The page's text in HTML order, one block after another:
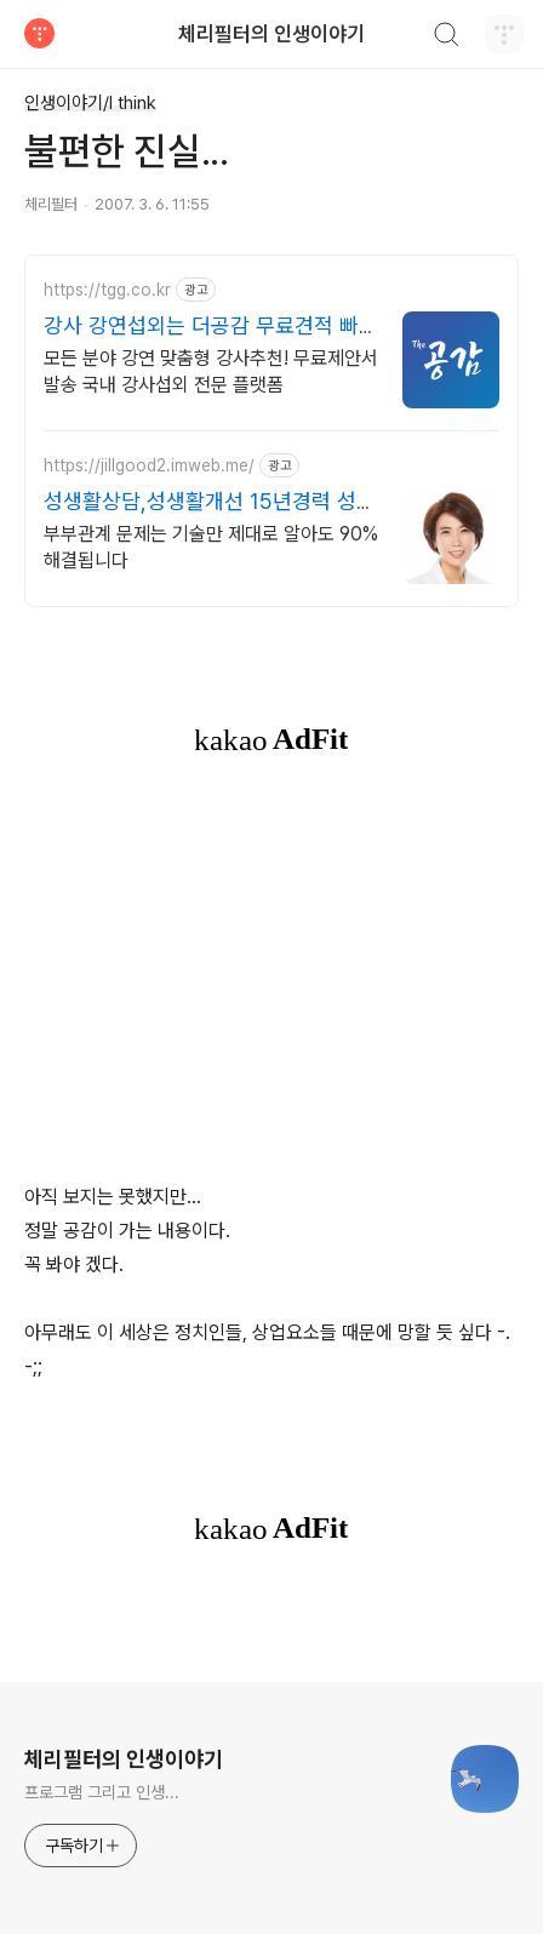
체리필터의 인생이야기
인생이야기/I think
불편한 진실...
체리필터 2007. 3. 6. 11:55
https://tgg.co.kr 광고
강사 강연섭외는 더공감 무료견적 빠른
섭외 수수료무료
모든 분야 강연 맞춤형 강사추천! 무료제안서
발송 국내 강사섭외 전문 플랫폼
https://jillgood2.imweb.me/ 광고
성생활상담,성생활개선 15년경력 성상
담전문 박소영
부부관계 문제는 기술만 제대로 알아도 90%
해결됩니다
아직 보지는 못했지만...
정말 공감이 가는 내용이다.
꼭 봐야 겠다.
아무래도 이 세상은 정치인들, 상업요소들 때문에 망할 듯 싶다 -.
-;;
체리필터의 인생이야기
프로그램 그리고 인생...
구독하기